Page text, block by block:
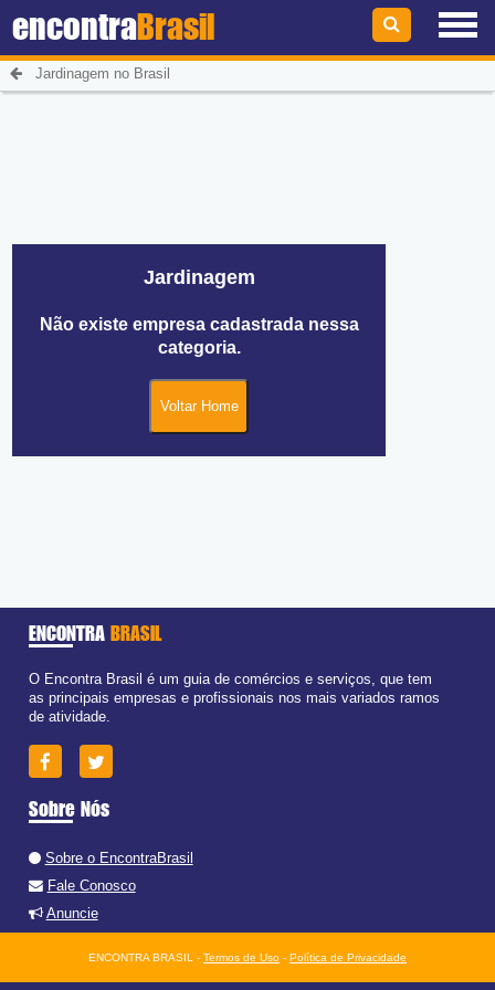
encontraBrasil
Jardinagem no Brasil
Jardinagem
Não existe empresa cadastrada nessa
categoria.
ENCONTRA BRASIL
O Encontra Brasil é um guia de comércios e serviços, que tem
as principais empresas e profissionais nos mais variados ramos
de atividade.
Sobre Nós
Sobre o EncontraBrasil
Fale Conosco
Anuncie
ENCONTRA BRASIL - Termos de Uso - Política de Privacidade